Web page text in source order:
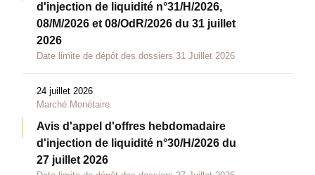
d'injection de liquidité n°31/H/2026,
08/M/2026 et 08/OdR/2026 du 31 juillet
2026
Date limite de dépôt des dossiers 31 Juillet 2026
24 juillet 2026
Marché Monétaire
Avis d'appel d'offres hebdomadaire
d'injection de liquidité n°30/H/2026 du
27 juillet 2026